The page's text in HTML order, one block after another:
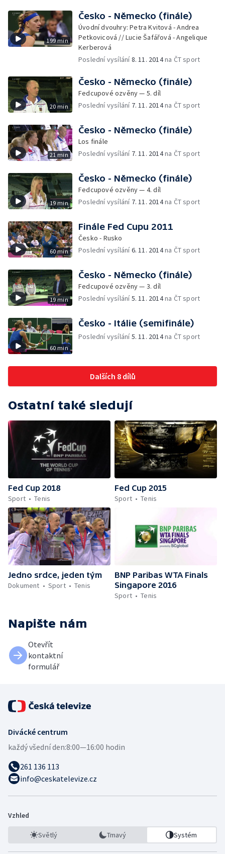
199 min
Česko - Německo (finále)
Úvodní dvouhry: Petra Kvitová - Andrea
Petkovicová // Lucie Šafářová - Angelique
Kerberová
Poslední vysílání8. 11. 2014na ČT sport
20 min
Česko - Německo (finále)
Fedcupové ozvěny — 5. díl
Poslední vysílání 7. 11. 2014na ČT sport
21 min
Česko - Německo (finále)
Los finále
Poslední vysílání 7. 11. 2014na ČT sport
19 min
Česko - Německo (finále)
Fedcupové ozvěny — 4. díl
Poslední vysílání 7. 11. 2014na ČT sport
60 min
Finále Fed Cupu 2011
Česko - Rusko
Poslední vysílání6. 11. 2014na ČT sport
19 min
Česko - Německo (finále)
Fedcupové ozvěny — 3. díl
Poslední vysílání5. 11. 2014na ČT sport
60 min
Česko - Itálie (semifinále)
Poslední vysílání5. 11. 2014na ČT sport
Dalších 8 dílů
Ostatní také sledují
Fed Cup 2018
Sport
Tenis
Fed Cup 2015
Sport
Tenis
Jedno srdce, jeden tým
Dokument
Sport Tenis
BNP Paribas WTA Finals
Singapore 2016
Sport
Tenis
Napište nám
Otevřít
kontaktní
formulář
Divácké centrum
každý všední den:8:00—16:00 hodin
261 136 113
info@ceskatelevize.cz
Vzhled
Světlý Tmavý Systém